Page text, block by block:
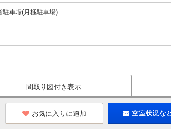
駐車場(月極駐車場)
間取り図付き表示
お気に入りに追加 空室状況な